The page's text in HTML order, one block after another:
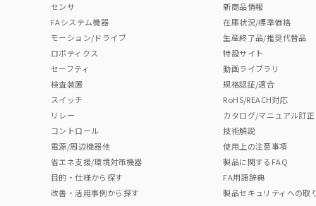
検出領域
センサ
FAシステム機器
モーション/ドライブ
ロボティクス
セーフティ
検査装置
スイッチ
リレー
コントロール
電源/周辺機器他
省エネ支援/環境対策機器
目的・仕様から探す
改善・活用事例から探す
新商品情報
在庫状況/標準価格
生産終了品/推奨代替品
特設サイト
動画ライブラリ
規格認証/適合
RoHS/REACH対応
カタログ/マニュアル訂正
技術解説
使用上の注意事項
製品に関するFAQ
FA用語辞典
製品セキュリティへの取